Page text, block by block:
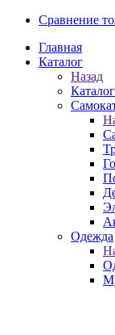
Сравнение
Главная
Каталог
Назад
Каталог
Одежда